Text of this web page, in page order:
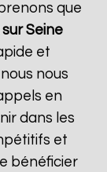
que
Seine
et
nous
en
dans les
et
bénéficier